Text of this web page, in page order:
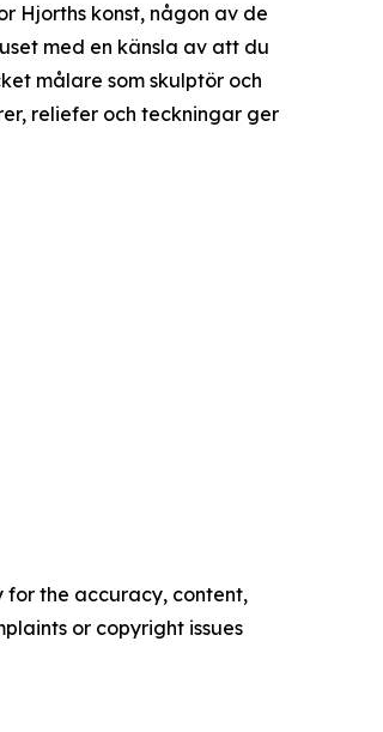
Hjorths konst, någon av de
med en känsla av att du
målare som skulptör och
reliefer och teckningar ger
for the accuracy, content,
or copyright issues